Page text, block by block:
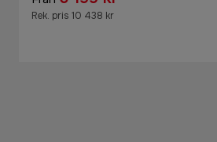
Rek. pris 10 438 kr